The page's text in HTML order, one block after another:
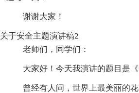
谢谢大家！
关于安全主题演讲稿2
老师们，同学们：
大家好！今天我演讲的题目是《
曾经有人问，世界上最美丽的